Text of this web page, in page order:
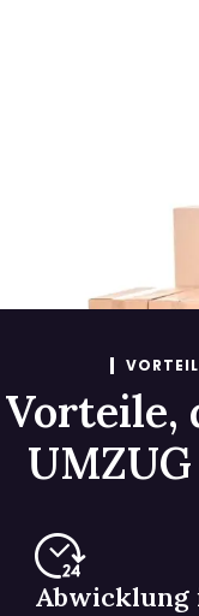
Vorteile,
Abwicklung